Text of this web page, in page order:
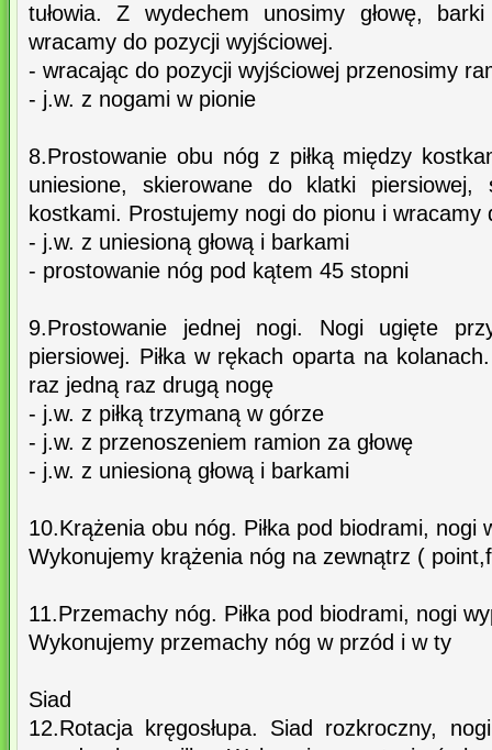
tułowia. Z wydechem unosimy głowę,
wracamy do pozycji wyjściowej.
- wracając do pozycji wyjściowej przenosimy
- j.w. z nogami w pionie
8.Prostowanie obu nóg z piłką między
uniesione, skierowane do klatki piersiowej,
kostkami. Prostujemy nogi do pionu i wracamy
- j.w. z uniesioną głową i barkami
- prostowanie nóg pod kątem 45 stopni
9.Prostowanie jednej nogi. Nogi ugięte
piersiowej. Piłka w rękach oparta na
raz jedną raz drugą nogę
- j.w. z piłką trzymaną w górze
- j.w. z przenoszeniem ramion za głowę
- j.w. z uniesioną głową i barkami
10.Krążenia obu nóg. Piłka pod biodrami, nogi
Wykonujemy krążenia nóg na zewnątrz (
11.Przemachy nóg. Piłka pod biodrami, nogi
Wykonujemy przemachy nóg w przód i w ty
Siad
12.Rotacja kręgosłupa. Siad rozkroczny,